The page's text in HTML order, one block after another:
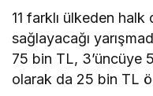
11 farklı ülkeden halk
sağlayacağı
75 bin TL, 3’üncüye
olarak da 25 bin TL